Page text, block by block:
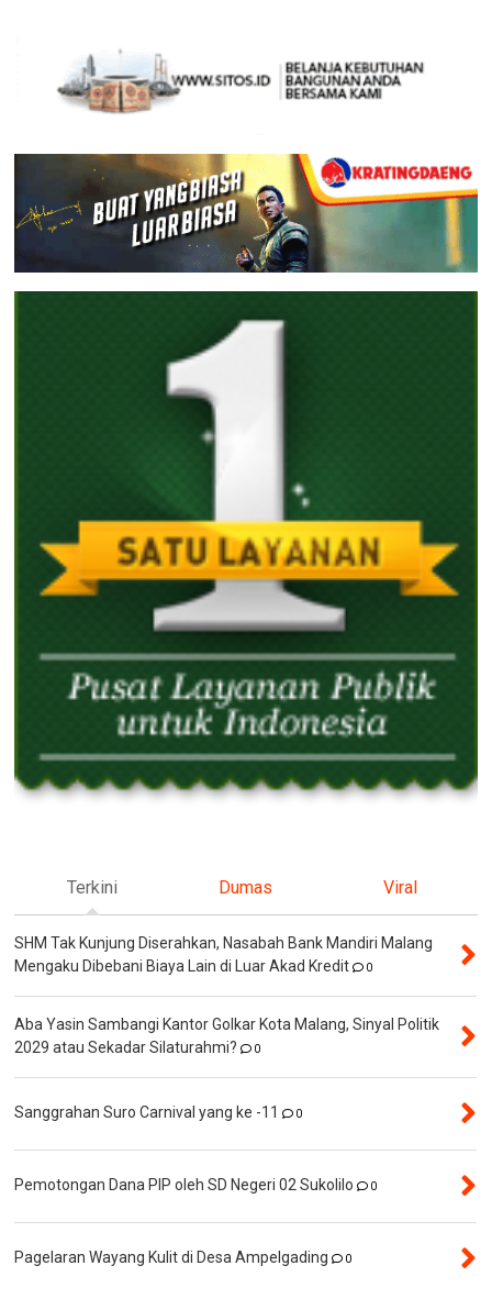
Terkini Dumas Viral
SHM Tak Kunjung Diserahkan, Nasabah Bank Mandiri Malang
Mengaku Dibebani Biaya Lain di Luar Akad Kredit
0
Aba Yasin Sambangi Kantor Golkar Kota Malang, Sinyal Politik
2029 atau Sekadar Silaturahmi?
0
Sanggrahan Suro Carnival yang ke -11 0
Pemotongan Dana PIP oleh SD Negeri 02 Sukolilo 0
Pagelaran Wayang Kulit di Desa Ampelgading 0